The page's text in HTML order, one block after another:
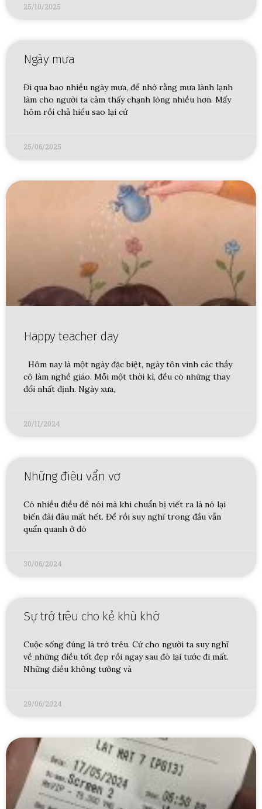
25/10/2025
Ngày mưa
Đi qua bao nhiều ngày mưa, để nhớ rằng mưa lành lạnh
làm cho người ta cảm thấy chạnh lòng nhiều hơn. Mấy
hôm rồi chả hiểu sao lại cứ
25/06/2025
Happy teacher day
Hôm nay là một ngày đặc biệt, ngày tôn vinh các thầy
cô làm nghề giáo. Mỗi một thời kì, đều có những thay
đổi nhất định. Ngày xưa,
20/11/2024
Những đièu vẩn vơ
Có nhiều điều để nói mà khi chuẩn bị viết ra là nó lại
biến đâi đâu mất hết. Để rồi suy nghĩ trong đầu vẫn
quẩn quanh ở đó
30/06/2024
Sự trớ trêu cho kẻ khù khờ
Cuộc sống đúng là trớ trêu. Cứ cho người ta suy nghĩ
về những điều tốt đẹp rồi ngay sau đó lại tước đi mất.
Những điều không tưởng và
29/06/2024